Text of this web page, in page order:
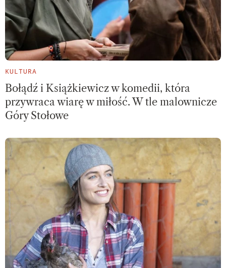
KULTURA
Bołądź i Książkiewicz w komedii, która
przywraca wiarę w miłość. W tle malownicze
Góry Stołowe